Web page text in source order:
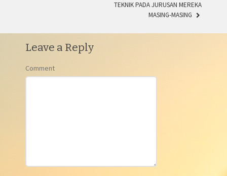
TEKNIK PADA JURUSAN MEREKA
MASING-MASING
Leave a Reply
Comment